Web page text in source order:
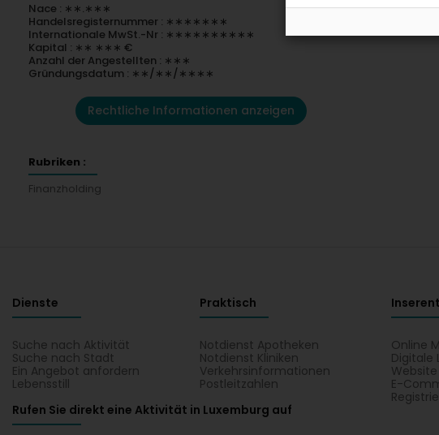
Nace : ∗∗.∗∗∗
Handelsregisternummer : ∗∗∗∗∗∗∗
Internationale MwSt.-Nr : ∗∗∗∗∗∗∗∗∗∗
Kapital : ∗∗ ∗∗∗ €
Anzahl der Angestellten : ∗∗∗
Gründungsdatum : ∗∗/∗∗/∗∗∗∗
Rechtliche Informationen anzeigen
Rubriken :
Finanzholding
Dienste
Suche nach Aktivität
Suche nach Stadt
Ein Angebot anfordern
Lebensstill
Praktisch
Notdienst Apotheken
Notdienst Kliniken
Verkehrsinformationen
Postleitzahlen
Online
Digitale
E-
Rufen Sie direkt eine Aktivität in Luxemburg auf